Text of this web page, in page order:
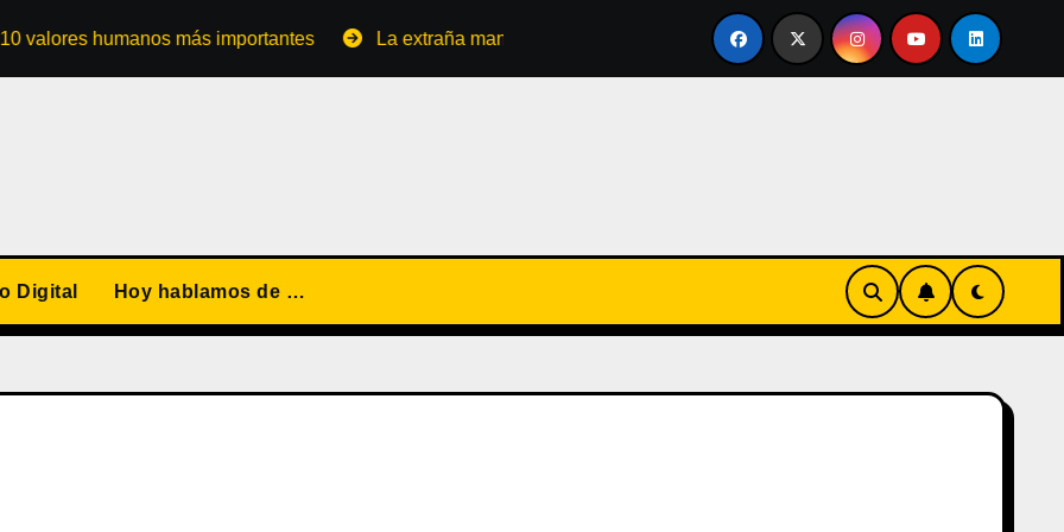
humanos más importantes La extraña manera de convertirse en familia El primer tour de la India Chiquitina
Digital Hoy hablamos de …